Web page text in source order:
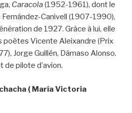
Caracola(1952-1961), dont le
Canivell (1907-1990),
de 1927. Grâce à lui, elle
poètes Vicente Aleixandre (Prix
Jorge Guillén, Dámaso Alonso.
de pilote d’avion.
( María Victoria